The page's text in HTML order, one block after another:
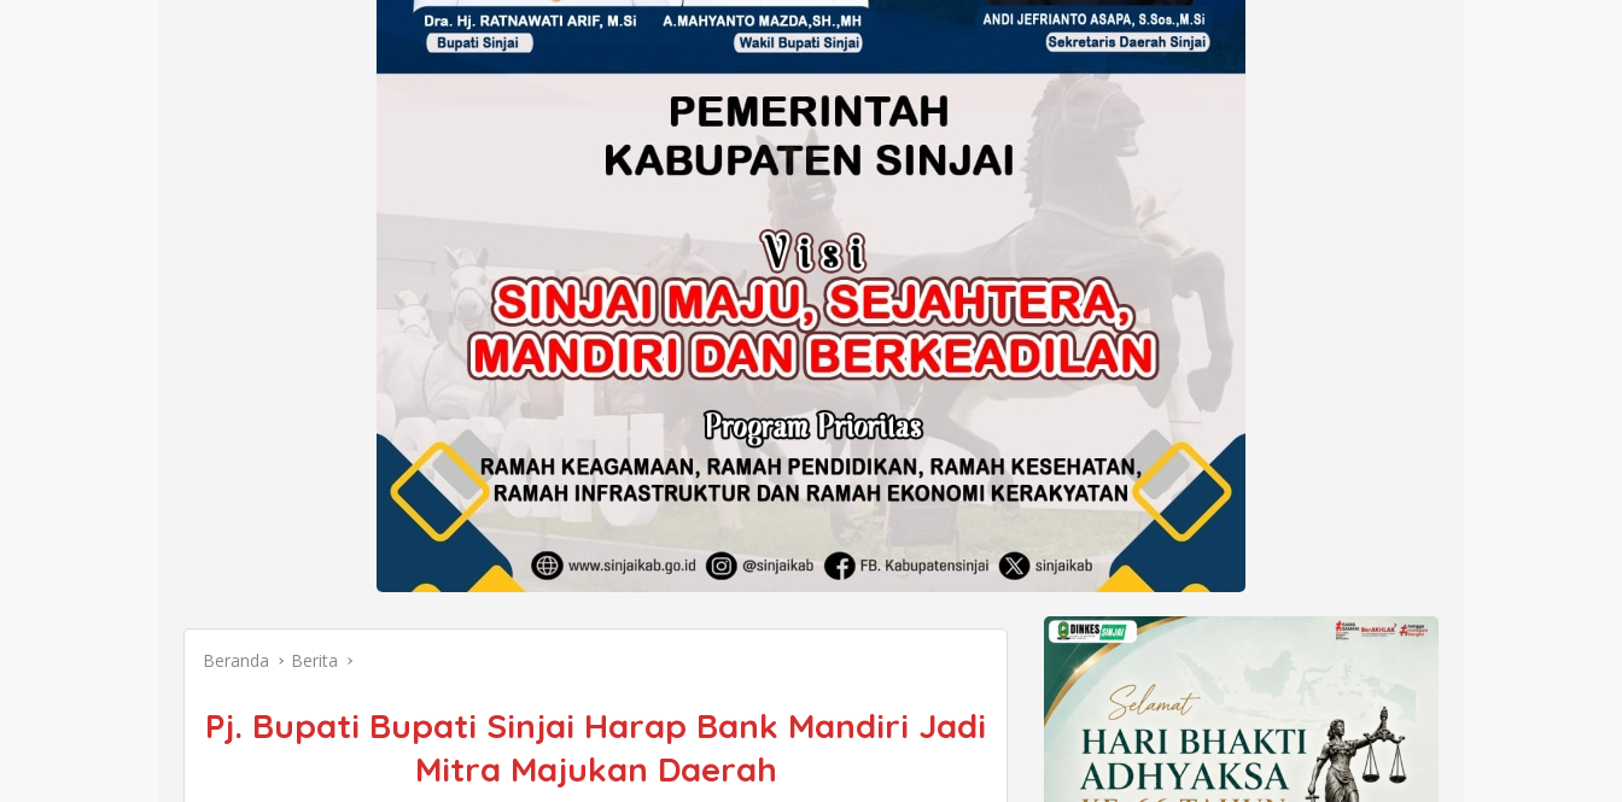
Beranda Berita
Pj. Bupati Bupati Sinjai Harap Bank Mandiri Jadi
Mitra Majukan Daerah